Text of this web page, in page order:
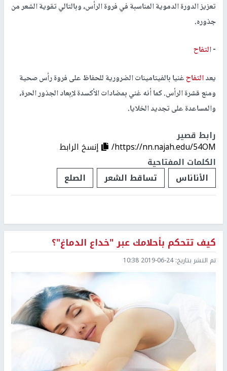
تعزيز الدورة الدموية المناسبة في فروة الرأس، وبالتالي تقوية الشعر من
جذوره.
-التفاح
يعدالتفاحغنيا بالفيتامينات الضرورية للحفاظ على فروة رأس صحية
ومنع قشرة الرأس. كما أنه غني بمضادات الأكسدة لإبعاد الجذور الحرة،
والمساعدة على تجديد الخلايا.
رابط قصير
https://nn.najah.edu/54OM/
إنسخ الرابط
الكلمات المفتاحية
الأناناس
تساقط الشعر الصلع
كيف تتحكم بأحلامك عبر "خداع الدماغ"؟
تم النشر بتاريخ:2019-06-24 10:38